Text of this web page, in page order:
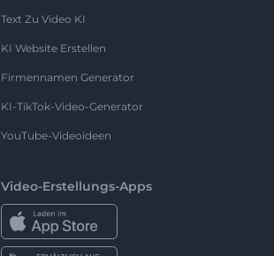
Text Zu Video KI
KI Website Erstellen
Firmennamen Generator
KI-TikTok-Video-Generator
YouTube-Videoideen
Video-Erstellungs-Apps